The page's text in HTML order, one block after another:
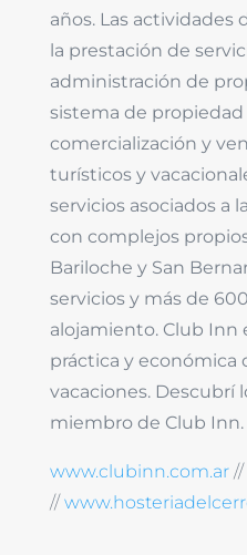
años. Las
la prestación de
administración de
sistema de propiedad
comercialización y
turísticos y
servicios asociados a
con complejos
Bariloche y San
servicios y más de
alojamiento. Club Inn
práctica y económica
vacaciones. Descubrí
miembro de Club Inn.
www.clubinn.com.ar //
//